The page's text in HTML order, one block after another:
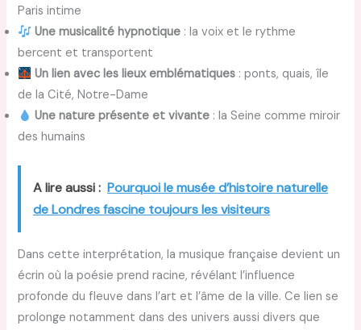
Paris intime
Une musicalité hypnotique : la voix et le rythme
bercent et transportent
Un lien avec les lieux emblématiques : ponts, quais, île
de la Cité, Notre-Dame
Une nature présente et vivante : la Seine comme miroir
des humains
A lire aussi : Pourquoi le musée d’histoire naturelle
de Londres fascine toujours les visiteurs
Dans cette interprétation, la musique française devient un
écrin où la poésie prend racine, révélant l’influence
profonde du fleuve dans l’art et l’âme de la ville. Ce lien se
prolonge notamment dans des univers aussi divers que